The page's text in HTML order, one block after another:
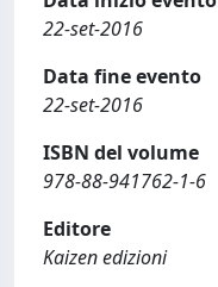
22-set-2016
Data fine evento
22-set-2016
ISBN del volume
978-88-941762-1-6
Editore
Kaizen edizioni